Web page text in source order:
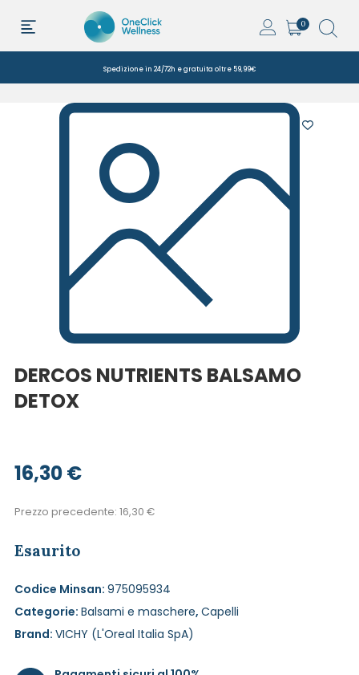
0
Spedizione in 24/72h e gratuita oltre 59,99€
DERCOS NUTRIENTS BALSAMO
DETOX
16,30€
Prezzo precedente: 16,30 €
Esaurito
Codice Minsan: 975095934
Categorie: Balsami e maschere, Capelli
Brand: VICHY (L'Oreal Italia SpA)